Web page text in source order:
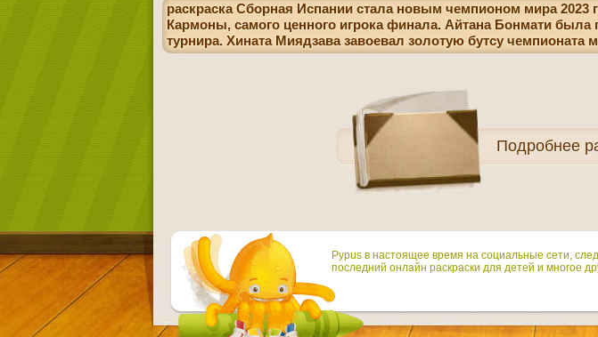
раскраска Сборная Испании стала новым чемпионом мира
Кармоны, самого ценного игрока финала. Айтана Бонмати
турнира. Хината Миядзава завоевал золотую бутсу чемпионата
Подробнее
Pypus в настоящее время на социальные сети,
последний онлайн раскраски для детей и многое